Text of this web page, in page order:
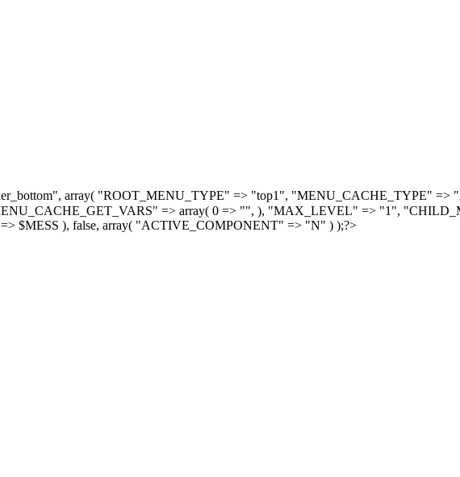
array( "ROOT_MENU_TYPE" => "top1", "MENU_CACHE_TYPE"
=> array( 0 => "", ), "MAX_LEVEL" => "1",
$MESS ), false, array( "ACTIVE_COMPONENT" => "N" ) );?>